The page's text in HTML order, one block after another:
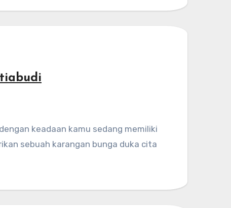
sebuah karangan bunga duka cita